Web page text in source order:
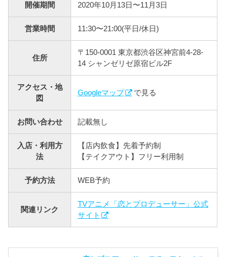
開催期間 2020年10月13日〜11月3日
営業時間 11:30〜21:00(平日/休日)
住所
〒150-0001 東京都渋谷区神宮前4-28-
14 シャンゼリゼ原宿ビル2F
アクセス・地
図
Googleマップ で見る
お問い合わせ 記載無し
入店・利用方
法
【店内飲食】先着予約制
【テイクアウト】フリー利用制
予約方法 WEB予約
関連リンク
TVアニメ「恋とプロデューサー」公式
サイト